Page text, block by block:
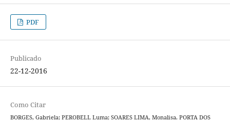
PDF
Publicado
22-12-2016
Como Citar
BORGES, Gabriela; PEROBELI, Luma; SOARES LIMA, Monalisa. PORTA DOS